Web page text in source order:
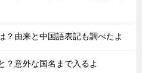
？由来と中国語表記も調べたよ
？意外な国名まで入るよ